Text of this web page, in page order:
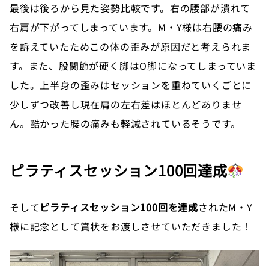
最後は後ろから見た姿勢比較です。右の腰部が潰れて
右肩が下がってしまっています。M・Y様は右腰の痛み
を訴えていたためこの体の歪みが原因だと考えられま
す。また、股関節が硬く脚はO脚になってしまっていま
した。上半身の歪みはセッションを重ねていくごとに
少しずつ改善し現在肩の左右差はほとんどありませ
ん。酷かった腰の痛みも軽減されているそうです。
ピラティスセッション100回達成
そして ピラティスセッション100回を達成されたM・Y
様に記念として賞状をお渡しさせていただきました！